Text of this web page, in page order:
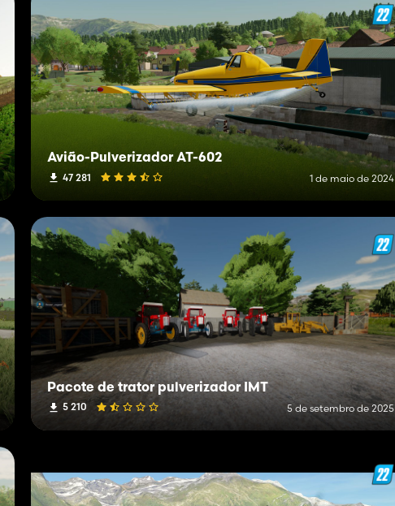
Avião-Pulverizador AT-602
47 281 1 de maio de 2024
Pacote de trator pulverizador IMT
5 210 5 de setembro de 2025